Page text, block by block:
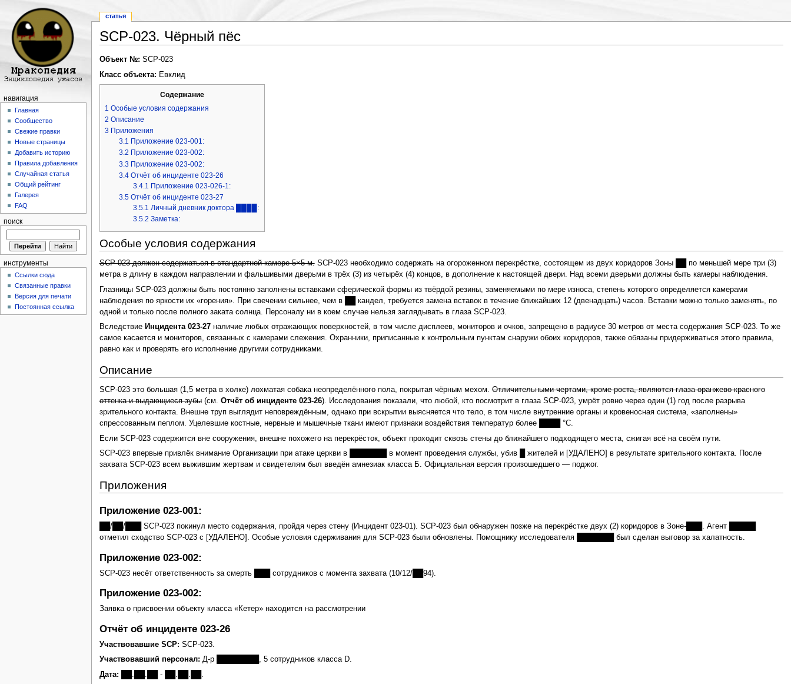
SCP-023. Чёрный пёс
Объект №: SCP‑023
Класс объекта: Евклид
Содержание
1 Особые условия содержания
2 Описание
3 Приложения
3.1 Приложение 023‑001:
3.2 Приложение 023‑002:
3.3 Приложение 023‑002:
3.4 Отчёт об инциденте 023‑26
3.4.1 Приложение 023‑026‑1:
3.5 Отчёт об инциденте 023‑27
3.5.1 Личный дневник доктора ████:
3.5.2 Заметка:
Особые условия содержания
SCP‑023 должен содержаться в стандартной камере 5×5 м.SCP‑023 необходимо содержать на огороженном перекрёстке, состоящем из двух коридоров Зоны ██ по меньшей мере три (3)
метра в длину в каждом направлении и фальшивыми дверьми в трёх (3) из четырёх (4) концов, в дополнение к настоящей двери. Над всеми дверьми должны быть камеры наблюдения.
Глазницы SCP‑023 должны быть постоянно заполнены вставками сферической формы из твёрдой резины, заменяемыми по мере износа, степень которого определяется камерами
наблюдения по яркости их «горения». При свечении сильнее, чем в ██ кандел, требуется замена вставок в течение ближайших 12 (двенадцать) часов. Вставки можно только заменять, по
одной и только после полного заката солнца. Персоналу ни в коем случае нельзя заглядывать в глаза SCP‑023.
Вследствие Инцидента 023‑27наличие любых отражающих поверхностей, в том числе дисплеев, мониторов и очков, запрещено в радиусе 30 метров от места содержания SCP‑023. То же
самое касается и мониторов, связанных с камерами слежения. Охранники, приписанные к контрольным пунктам снаружи обоих коридоров, также обязаны придерживаться этого правила,
равно как и проверять его исполнение другими сотрудниками.
Описание
SCP‑023 это большая (1,5 метра в холке) лохматая собака неопределённого пола, покрытая чёрным мехом.Отличительными чертами, кроме роста, являются глаза оран­жево‑крас­ного
оттенка и выдающиеся зубы(см. Отчёт об инциденте 023-26). Исследования показали, что любой, кто посмотрит в глаза SCP‑023, умрёт ровно через один (1) год после разрыва
зрительного контакта. Внешне труп выглядит неповреждённым, однако при вскрытии выясняется что тело, в том числе внутренние органы и кровеносная система, «заполнены»
спрессованным пеплом. Уцелевшие костные, нервные и мышечные ткани имеют признаки воздействия температур более ████ °C.
Если SCP‑023 содержится вне сооружения, внешне похожего на перекрёсток, объект проходит сквозь стены до ближайшего подходящего места, сжигая всё на своём пути.
SCP‑023 впервые привлёк внимание Организации при атаке церкви в ███████ в момент проведения службы, убив █ жителей и [УДАЛЕНО] в результате зрительного контакта. После
захвата SCP‑023 всем выжившим жертвам и свидетелям был введён амнезиак класса Б. Официальная версия произошедшего — поджог.
Приложения
Приложение 023‑001:
██/██/███ SCP‑023 покинул место содержания, пройдя через стену (Инцидент 023‑01). SCP‑023 был обнаружен позже на перекрёстке двух (2) коридоров в Зоне-███. Агент █████
отметил сходство SCP‑023 с [УДАЛЕНО]. Особые условия сдерживания для SCP‑023 были обновлены. Помощнику исследователя ███████ был сделан выговор за халатность.
Приложение 023‑002:
SCP‑023 несёт ответственность за смерть ███ сотрудников с момента захвата (10/12/██94).
Приложение 023‑002:
Заявка о присвоении объекту класса «Кетер» находится на рассмотрении
Отчёт об инциденте 023‑26
Участвовавшие SCP: SCP-023.
Участвовавший персонал: Д-р ████████, 5 сотрудников класса D.
Дата: ██.██.██ - ██.██.██.
статья
навигация
Главная
Сообщество
Свежие правки
Новые страницы
Добавить историю
Правила добавления
Случайная статья
Общий рейтинг
Галерея
FAQ
поиск
инструменты
Ссылки сюда
Связанные правки
Версия для печати
Постоянная ссылка